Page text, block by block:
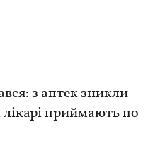
з аптек зникли
приймають по